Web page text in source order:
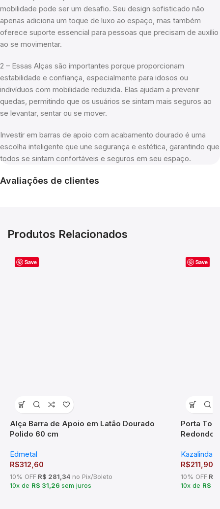
mobilidade pode ser um desafio. Seu design sofisticado não
apenas adiciona um toque de luxo ao espaço, mas também
oferece suporte essencial para pessoas que precisam de auxílio
ao se movimentar.
2 – Essas Alças são importantes porque proporcionam
estabilidade e confiança, especialmente para idosos ou
indivíduos com mobilidade reduzida. Elas ajudam a prevenir
quedas, permitindo que os usuários se sintam mais seguros ao
se levantar, sentar ou se mover.
Investir em barras de apoio com acabamento dourado é uma
escolha inteligente que une segurança e estética, garantindo que
todos se sintam confortáveis e seguros em seu espaço.
Avaliações de clientes
Produtos Relacionados
Save
Alça Barra de Apoio em Latão Dourado
Polido 60 cm
Edmetal
R$312,60
10% OFF R$ 281,34 no Pix/Boleto
10x de R$ 31,26 sem juros
Save
Porta
Redondo
Kazalinda
R$211,90
10% OFF R$
10x de R$